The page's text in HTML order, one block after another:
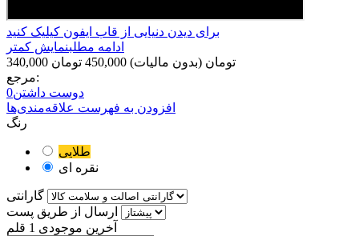
برای دیدن دنیایی از قاب ایفون کیلیک کنید
ادامه مطلبنمایش کمتر
340,000 تومان (بدون مالیات) 450,000 تومان
مرجع:
دوست داشتن0
افزودن به فهرست علاقه‌مندی‌ها
رنگ
طلایی
نقره ای
گارانتی
ارسال از طریق پست
آخرین موجودی 1 قلم